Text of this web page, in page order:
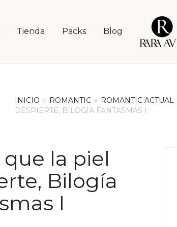
Tienda Packs Blog
INICIO » ROMANTIC » ROMANTIC ACTUAL
DESPIERTE, BILOGÍA FANTASMAS I
que la piel
Bilogía
I